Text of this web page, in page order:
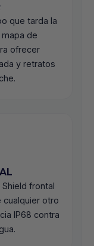
que tarda la
de
ofrecer
y retratos
Shield frontal
otro
IP68 contra